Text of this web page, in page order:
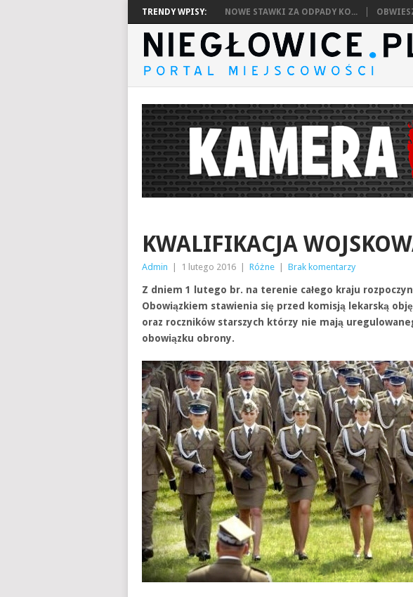
TRENDY WPISY: NOWE STAWKI ZA ODPADY KO...
KWALIFIKACJA
Admin 1 lutego 2016 Różne Brak komentarzy
Z dniem 1 lutego br. na terenie całego kraju
Obowiązkiem stawienia się przed komisją lekarską
oraz roczników starszych którzy nie mają
obowiązku obrony.